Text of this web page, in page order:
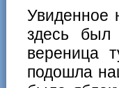
Увиденное
здесь
вереница
подошла